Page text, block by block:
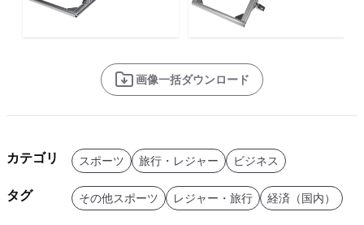
画像一括ダウンロード
カテゴリ スポーツ 旅行・レジャー ビジネス
タグ その他スポーツ レジャー・旅行 経済（国内）